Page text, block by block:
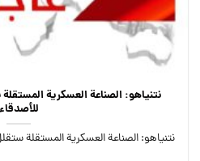
نتنياهو: الصناعة العسكرية
للأصدقاء
نتنياهو: الصناعة العسكرية المستقلة